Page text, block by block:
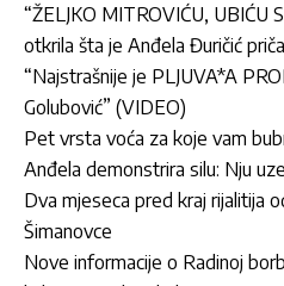
“ŽELJKO MITROVIĆU, UBIĆU
otkrila šta je Anđela Đuričić
“Najstrašnije je PLJUVA*A
Golubović” (VIDEO)
Pet vrsta voća za koje vam
Anđela demonstrira silu: Nju
Dva mjeseca pred kraj rijalitija
Šimanovce
Nove informacije o Radinoj